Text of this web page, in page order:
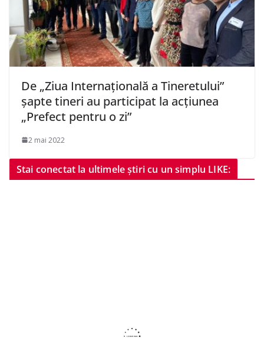
De „Ziua Internațională a Tineretului”
șapte tineri au participat la acțiunea
„Prefect pentru o zi”
2 mai 2022
Stai conectat la ultimele știri cu un simplu LIKE: